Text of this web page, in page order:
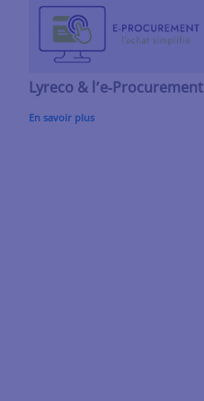
Lyreco & l’e‑Procurement
En savoir plus